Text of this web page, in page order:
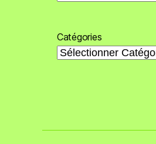
Catégories